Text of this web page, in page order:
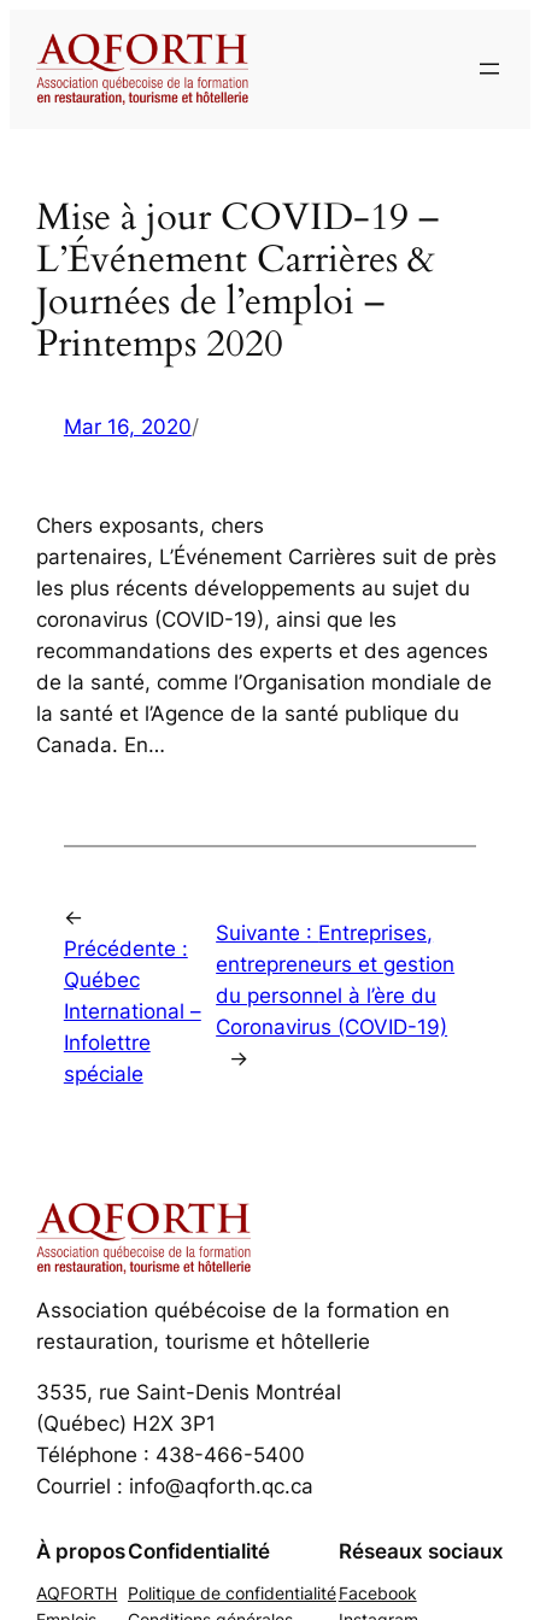
contenu
Mise à jour COVID-19 –
L’Événement Carrières &
Journées de l’emploi –
Printemps 2020
Mar 16, 2020/
Chers exposants, chers
partenaires, L’Événement Carrières suit de près
les plus récents développements au sujet du
coronavirus (COVID-19), ainsi que les
recommandations des experts et des agences
de la santé, comme l’Organisation mondiale de
la santé et l’Agence de la santé publique du
Canada. En…
←
Précédente :
Québec
International –
Infolettre
spéciale
Suivante : Entreprises,
entrepreneurs et gestion
du personnel à l’ère du
Coronavirus (COVID-19)
→
Association québécoise de la formation en
restauration, tourisme et hôtellerie
3535, rue Saint-Denis Montréal
(Québec) H2X 3P1
Téléphone : 438-466-5400
Courriel : info@aqforth.qc.ca
À propos
AQFORTH
Confidentialité
Politique de confidentialité
Réseaux sociaux
Facebook